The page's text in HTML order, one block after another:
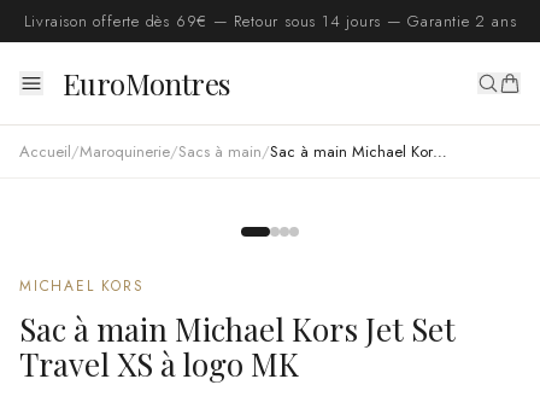
Livraison offerte dès 69€ — Retour sous 14 jours — Garantie 2 ans
EuroMontres
Accueil/Maroquinerie/Sacs à main/ Sac à main Michael Kors Jet Set Travel XS à logo MK
MICHAEL KORS
Sac à main Michael Kors Jet Set
Travel XS à logo MK